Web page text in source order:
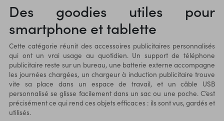
Des goodies utiles pour
smartphone et tablette
Cette catégorie réunit des accessoires publicitaires personnalisés
qui ont un vrai usage au quotidien. Un support de téléphone
publicitaire reste sur un bureau, une batterie externe accompagne
les journées chargées, un chargeur à induction publicitaire trouve
vite sa place dans un espace de travail, et un câble USB
personnalisé se glisse facilement dans un sac ou une poche. C’est
précisément ce qui rend ces objets efficaces : ils sont vus, gardés et
utilisés.